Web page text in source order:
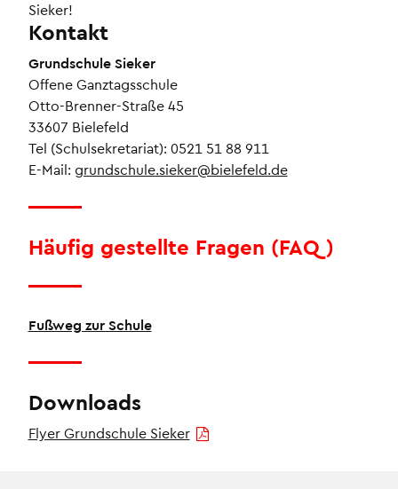
Sieker!
Kontakt
Grundschule Sieker
Offene Ganztagsschule
Otto-Brenner-Straße 45
33607 Bielefeld
Tel (Schulsekretariat): 0521 51 88 911
E-Mail: grundschule.sieker@bielefeld.de
Häufig gestellte Fragen (FAQ)
Fußweg zur Schule
Downloads
Flyer Grundschule Sieker